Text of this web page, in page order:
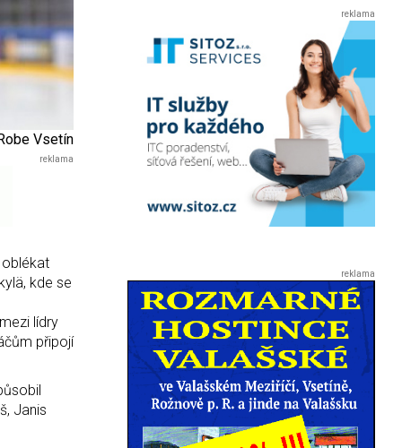
Vsetín
kde se
lídry
připojí
Janis